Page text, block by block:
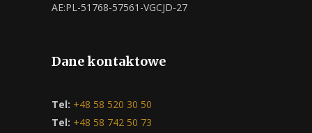
AE:PL-51768-57561-VGCJD-27
Dane kontaktowe
Tel: +48 58 520 30 50
Tel: +48 58 742 50 73